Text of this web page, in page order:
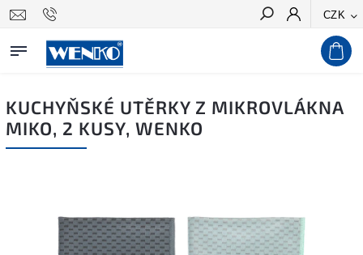
CZK
Hledat
KUCHYŇSKÉ UTĚRKY Z MIKROVLÁKNA
MIKO, 2 KUSY, WENKO